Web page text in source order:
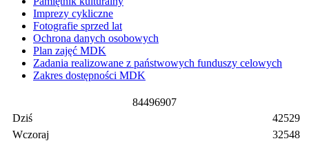
Imprezy cykliczne
Fotografie sprzed lat
Ochrona danych osobowych
Plan zajęć MDK
Zadania realizowane z państwowych funduszy celowych
Zakres dostępności MDK
84496907
Dziś
Wczoraj
42529
32548